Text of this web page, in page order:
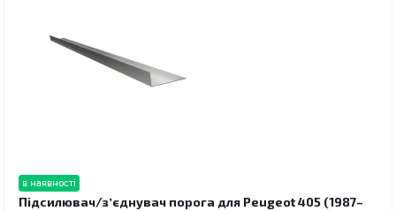
в наявності
Підсилювач/зʼєднувач порога для Peugeot 405 (1987–